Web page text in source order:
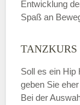
Entwicklung
Spaß an
TANZKURS
Soll es ein Hip
geben Sie eher
Bei der